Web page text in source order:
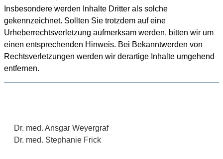
Insbesondere werden Inhalte Dritter als solche
gekennzeichnet. Sollten Sie trotzdem auf eine
Urheberrechtsverletzung aufmerksam werden, bitten wir um
einen entsprechenden Hinweis. Bei Bekanntwerden von
Rechtsverletzungen werden wir derartige Inhalte umgehend
entfernen.
Dr. med. Ansgar Weyergraf
Dr. med. Stephanie Frick